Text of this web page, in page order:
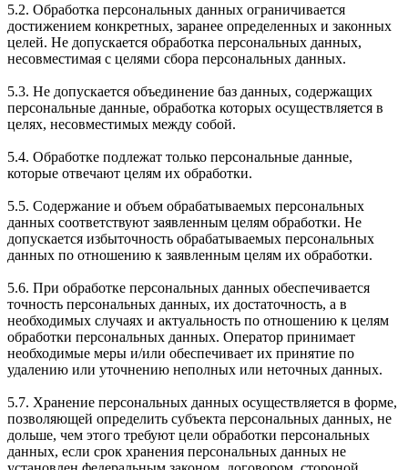
5.2. Обработка персональных данных ограничивается
достижением конкретных, заранее определенных и законных
целей. Не допускается обработка персональных данных,
несовместимая с целями сбора персональных данных.
5.3. Не допускается объединение баз данных, содержащих
персональные данные, обработка которых осуществляется в
целях, несовместимых между собой.
5.4. Обработке подлежат только персональные данные,
которые отвечают целям их обработки.
5.5. Содержание и объем обрабатываемых персональных
данных соответствуют заявленным целям обработки. Не
допускается избыточность обрабатываемых персональных
данных по отношению к заявленным целям их обработки.
5.6. При обработке персональных данных обеспечивается
точность персональных данных, их достаточность, а в
необходимых случаях и актуальность по отношению к целям
обработки персональных данных. Оператор принимает
необходимые меры и/или обеспечивает их принятие по
удалению или уточнению неполных или неточных данных.
5.7. Хранение персональных данных осуществляется в форме,
позволяющей определить субъекта персональных данных, не
дольше, чем этого требуют цели обработки персональных
данных, если срок хранения персональных данных не